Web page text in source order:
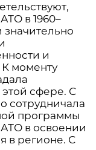
в 1960–
значительно
и
К моменту
сфере. С
сотрудничала
программы
в освоении
в регионе. С